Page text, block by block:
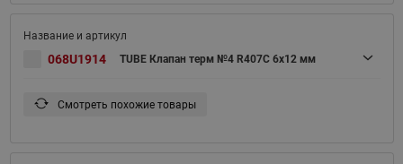
068U1914 TUBE Клапан терм №4 R407C 6x12 мм
Смотреть похожие товары